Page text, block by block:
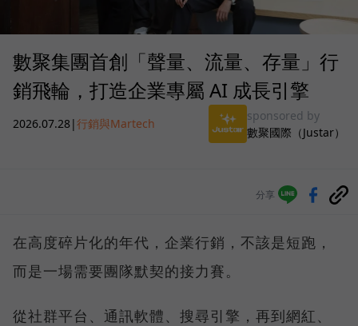
數聚集團首創「聲量、流量、存量」行
銷飛輪，打造企業專屬 AI 成長引擎
2026.07.28|行銷與Martech
sponsored by
數聚國際（Justar）
分享
在高度碎片化的年代，企業行銷，不該是短跑，
而是一場需要團隊默契的接力賽。
從社群平台、通訊軟體、搜尋引擎，再到網紅、